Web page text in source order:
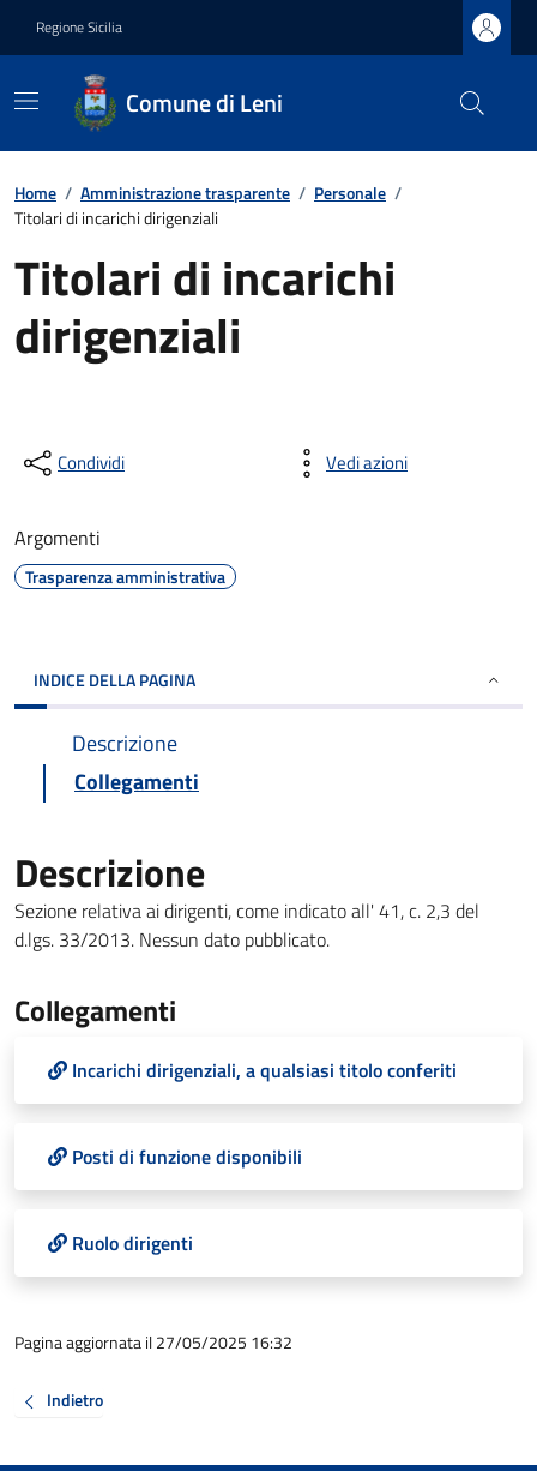
Regione Sicilia
Comune di Leni
Home / Amministrazione trasparente / Personale /
Titolari di incarichi dirigenziali
Titolari di incarichi
dirigenziali
Condividi Vedi azioni
Argomenti
Trasparenza amministrativa
INDICE DELLA PAGINA
Descrizione
Collegamenti
Descrizione
Sezione relativa ai dirigenti, come indicato all' 41, c. 2,3 del
d.lgs. 33/2013. Nessun dato pubblicato.
Collegamenti
Incarichi dirigenziali, a qualsiasi titolo conferiti
Posti di funzione disponibili
Ruolo dirigenti
Pagina aggiornata il 27/05/2025 16:32
Indietro